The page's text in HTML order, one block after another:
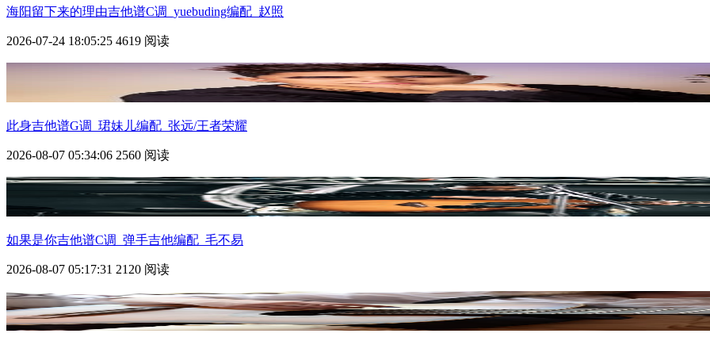
海阳留下来的理由吉他谱C调_yuebuding编配_赵照
2026-07-24 18:05:25 4619 阅读
此身吉他谱G调_珺妹儿编配_张远/王者荣耀
2026-08-07 05:34:06 2560 阅读
如果是你吉他谱C调_弹手吉他编配_毛不易
2026-08-07 05:17:31 2120 阅读